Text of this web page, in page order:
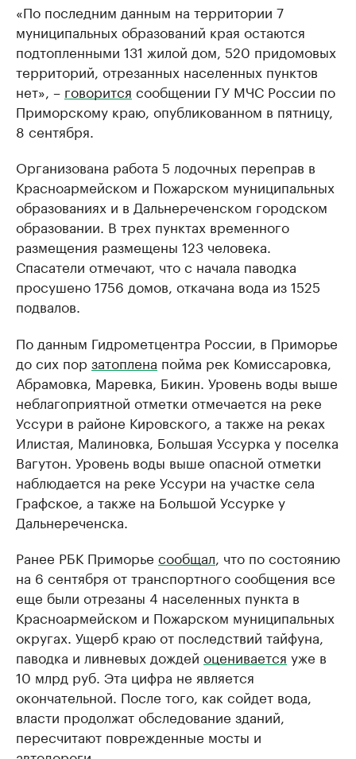
«По последним данным на территории 7
муниципальных образований края остаются
подтопленными 131 жилой дом, 520 придомовых
территорий, отрезанных населенных пунктов
нет», – говорится сообщении ГУ МЧС России по
Приморскому краю, опубликованном в пятницу,
8 сентября.
Организована работа 5 лодочных переправ в
Красноармейском и Пожарском муниципальных
образованиях и в Дальнереченском городском
образовании. В трех пунктах временного
размещения размещены 123 человека.
Спасатели отмечают, что с начала паводка
просушено 1756 домов, откачана вода из 1525
подвалов.
По данным Гидрометцентра России, в Приморье
до сих пор затоплена пойма рек Комиссаровка,
Абрамовка, Маревка, Бикин. Уровень воды выше
неблагоприятной отметки отмечается на реке
Уссури в районе Кировского, а также на реках
Илистая, Малиновка, Большая Уссурка у поселка
Вагутон. Уровень воды выше опасной отметки
наблюдается на реке Уссури на участке села
Графское, а также на Большой Уссурке у
Дальнереченска.
Ранее РБК Приморье сообщал , что по состоянию
на 6 сентября от транспортного сообщения все
еще были отрезаны 4 населенных пункта в
Красноармейском и Пожарском муниципальных
округах. Ущерб краю от последствий тайфуна,
паводка и ливневых дождей оценивается уже в
10 млрд руб. Эта цифра не является
окончательной. После того, как сойдет вода,
власти продолжат обследование зданий,
пересчитают поврежденные мосты и